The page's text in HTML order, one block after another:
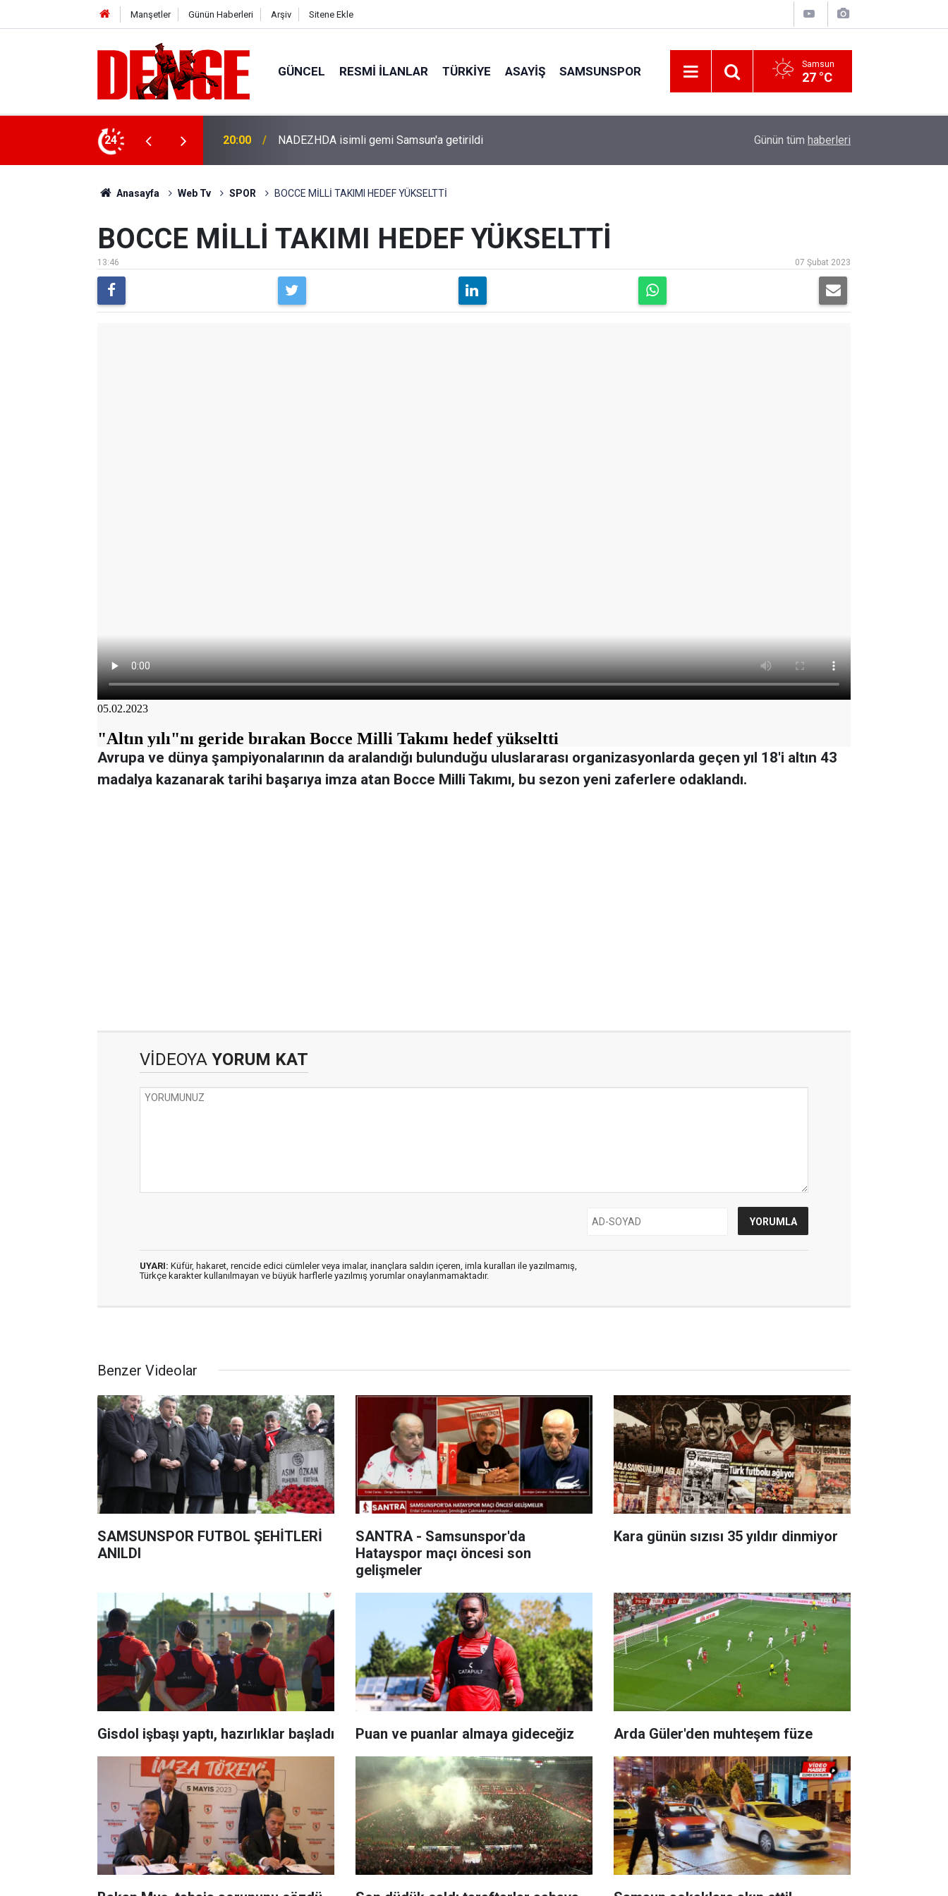
Manşetler Günün Haberleri Arşiv Sitene Ekle
GÜNCEL RESMI İLANLAR TÜRKİYE ASAYİŞ SAMSUNSPOR Samsun
27 °C
24 18:33 Orta Ölçekli Sanayi Sitesi'nde üretim başladı Samsunspor geriden gelerek kazandı
Günün tüm haberleri
Anasayfa Web Tv SPOR BOCCE MİLLİ TAKIMI HEDEF YÜKSELTTİ
BOCCE MİLLİ TAKIMI HEDEF YÜKSELTTİ
13:46 07 Şubat 2023
Avrupa ve dünya şampiyonalarının da aralandığı bulunduğu uluslararası organizasyonlarda geçen yıl 18'i altın 43
madalya kazanarak tarihi başarıya imza atan Bocce Milli Takımı, bu sezon yeni zaferlere odaklandı.
VİDEOYA YORUM KAT
UYARI: Küfür, hakaret, rencide edici cümleler veya imalar, inançlara saldırı içeren, imla kuralları ile yazılmamış,
Türkçe karakter kullanılmayan ve büyük harflerle yazılmış yorumlar onaylanmamaktadır.
Benzer Videolar
SAMSUNSPOR FUTBOL ŞEHİTLERİ
ANILDI
SANTRA - Samsunspor'da
Hatayspor maçı öncesi son
gelişmeler
Kara günün sızısı 35 yıldır dinmiyor
Gisdol işbaşı yaptı, hazırlıklar başladı Puan ve puanlar almaya gideceğiz Arda Güler'den muhteşem füze